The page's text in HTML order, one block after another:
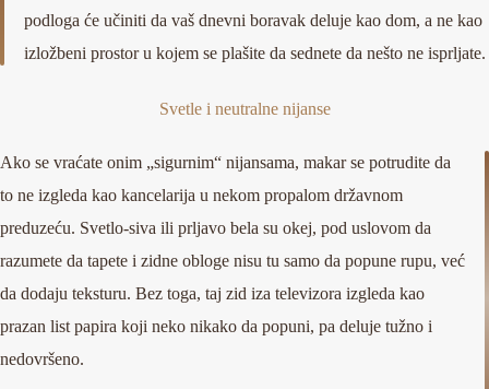
podloga će učiniti da vaš dnevni boravak deluje kao dom, a ne kao
izložbeni prostor u kojem se plašite da sednete da nešto ne isprljate.
Svetle i neutralne nijanse
Ako se vraćate onim „sigurnim“ nijansama, makar se potrudite da
to ne izgleda kao kancelarija u nekom propalom državnom
preduzeću. Svetlo-siva ili prljavo bela su okej, pod uslovom da
razumete da tapete i zidne obloge nisu tu samo da popune rupu, već
da dodaju teksturu. Bez toga, taj zid iza televizora izgleda kao
prazan list papira koji neko nikako da popuni, pa deluje tužno i
nedovršeno.